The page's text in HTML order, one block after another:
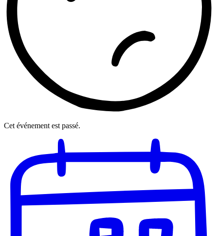
Cet événement est passé.